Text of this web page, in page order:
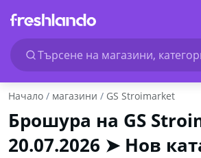
Търсене на магазини,
Начало магазини GS Stroimarket
Брошура на GS
20.07.2026 ➤ Нов